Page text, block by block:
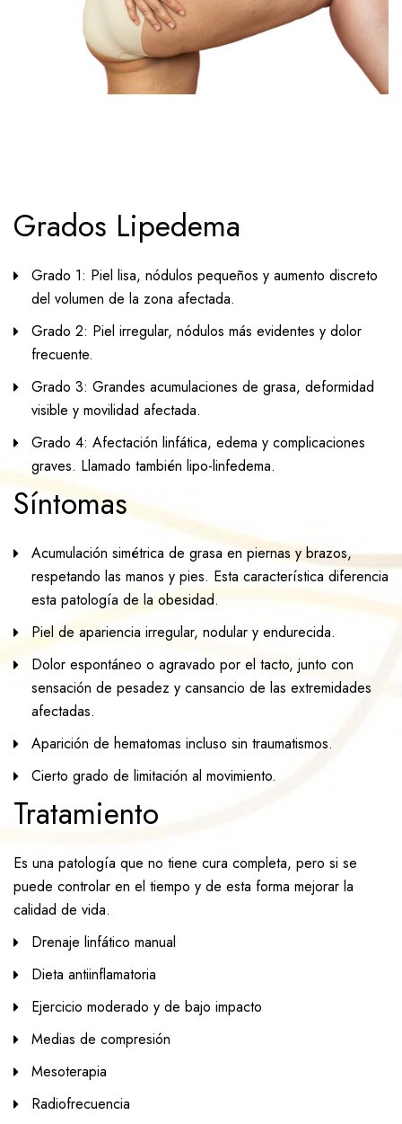
Grados Lipedema
Grado 1: Piel lisa, nódulos pequeños y aumento discreto
del volumen de la zona afectada.
Grado 2: Piel irregular, nódulos más evidentes y dolor
frecuente.
Grado 3: Grandes acumulaciones de grasa, deformidad
visible y movilidad afectada.
Grado 4: Afectación linfática, edema y complicaciones
graves. Llamado también lipo-linfedema.
Síntomas
Acumulación simétrica de grasa en piernas y brazos,
respetando las manos y pies. Esta característica diferencia
esta patología de la obesidad.
Piel de apariencia irregular, nodular y endurecida.
Dolor espontáneo o agravado por el tacto, junto con
sensación de pesadez y cansancio de las extremidades
afectadas.
Aparición de hematomas incluso sin traumatismos.
Cierto grado de limitación al movimiento.
Tratamiento
Es una patología que no tiene cura completa, pero si se
puede controlar en el tiempo y de esta forma mejorar la
calidad de vida.
Drenaje linfático manual
Dieta antiinflamatoria
Ejercicio moderado y de bajo impacto
Medias de compresión
Mesoterapia
Radiofrecuencia